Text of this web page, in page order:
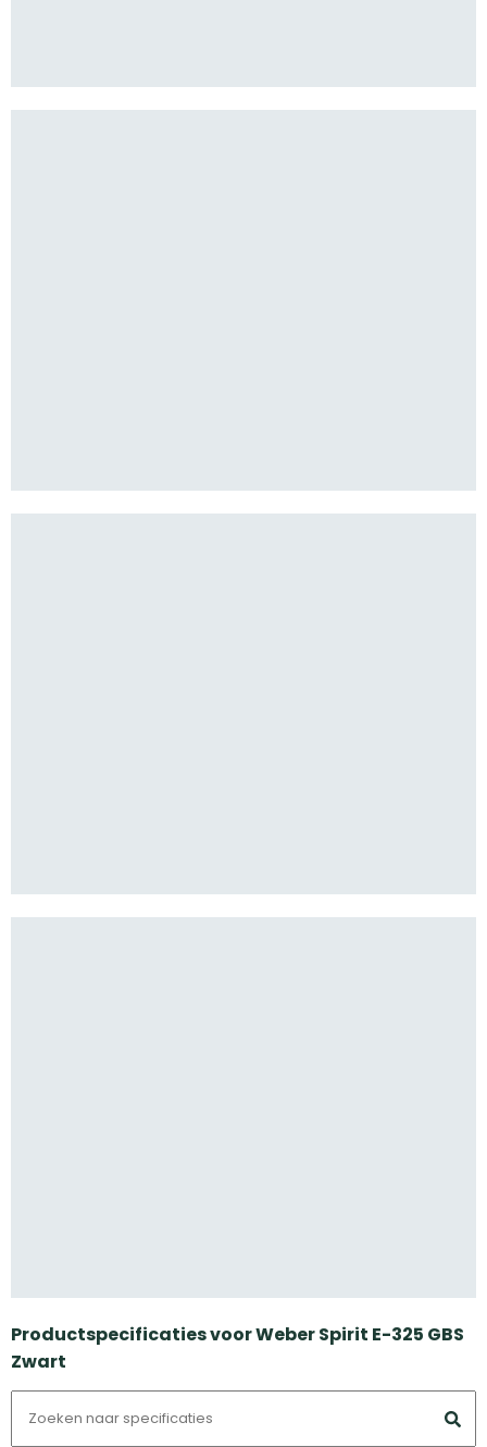
Productspecificaties voor Weber Spirit E-325 GBS
Zwart